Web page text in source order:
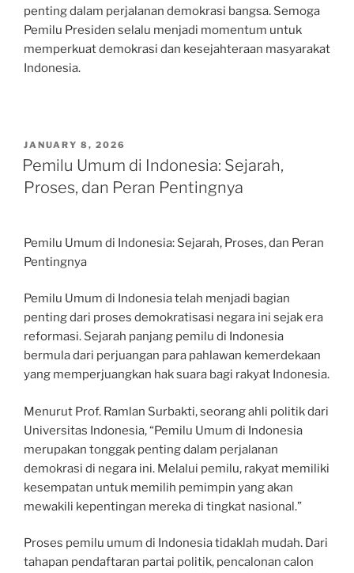
penting dalam perjalanan demokrasi bangsa. Semoga
Pemilu Presiden selalu menjadi momentum untuk
memperkuat demokrasi dan kesejahteraan masyarakat
Indonesia.
POSTED
ON
JANUARY 8, 2026
Pemilu Umum di Indonesia: Sejarah,
Proses, dan Peran Pentingnya
Pemilu Umum di Indonesia: Sejarah, Proses, dan Peran
Pentingnya
Pemilu Umum di Indonesia telah menjadi bagian
penting dari proses demokratisasi negara ini sejak era
reformasi. Sejarah panjang pemilu di Indonesia
bermula dari perjuangan para pahlawan kemerdekaan
yang memperjuangkan hak suara bagi rakyat Indonesia.
Menurut Prof. Ramlan Surbakti, seorang ahli politik dari
Universitas Indonesia, “Pemilu Umum di Indonesia
merupakan tonggak penting dalam perjalanan
demokrasi di negara ini. Melalui pemilu, rakyat memiliki
kesempatan untuk memilih pemimpin yang akan
mewakili kepentingan mereka di tingkat nasional.”
Proses pemilu umum di Indonesia tidaklah mudah. Dari
tahapan pendaftaran partai politik, pencalonan calon